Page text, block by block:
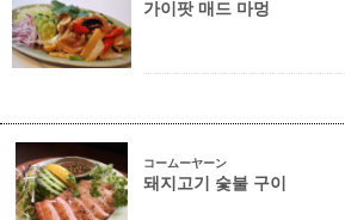
가이팟 매드 마멍
コームーヤーン
돼지고기 숯불 구이